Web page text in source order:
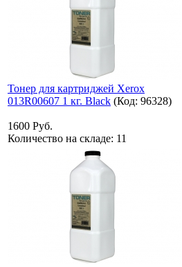
Тонер для картриджей Xerox
013R00607 1 кг. Black (Код: 96328)
1600 Руб.
Количество на складе: 11